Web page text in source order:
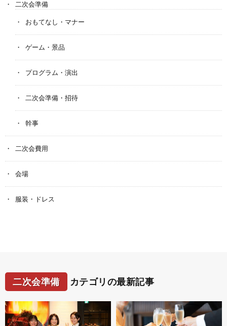
二次会準備
おもてなし・マナー
ゲーム・景品
プログラム・演出
二次会準備・招待
幹事
二次会費用
会場
服装・ドレス
二次会準備 カテゴリの最新記事